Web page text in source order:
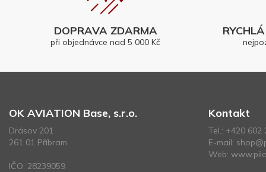
DOPRAVA ZDARMA
při objednávce nad 5 000 Kč
OK AVIATION Base, s.r.o.
Drásov 201
261 01 Příbram
IČO: 28239059
Kontakt
Tel.: +420 602
E-mail:
Web: